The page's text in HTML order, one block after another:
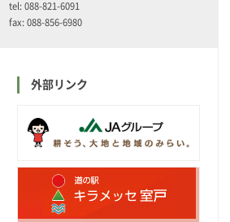
tel: 088-821-6091
fax: 088-856-6980
外部リンク